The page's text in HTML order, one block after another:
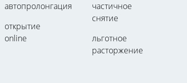
автопролонгация
открытие
online
частичное
снятие
льготное
расторжение